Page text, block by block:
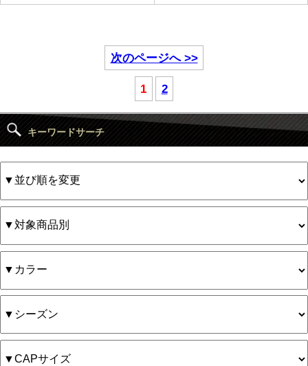
次のページへ >>
1 2
キーワードサーチ